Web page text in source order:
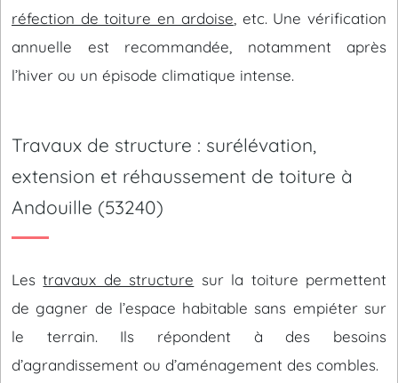
réfection de toiture en ardoise , etc. Une vérification
annuelle est recommandée, notamment après
l’hiver ou un épisode climatique intense.
Travaux de structure : surélévation,
extension et réhaussement de toiture à
Andouille (53240)
Lestravaux de structure sur la toiture permettent
de gagner de l’espace habitable sans empiéter sur
le terrain. Ils répondent à des besoins
d’agrandissement ou d’aménagement des combles.